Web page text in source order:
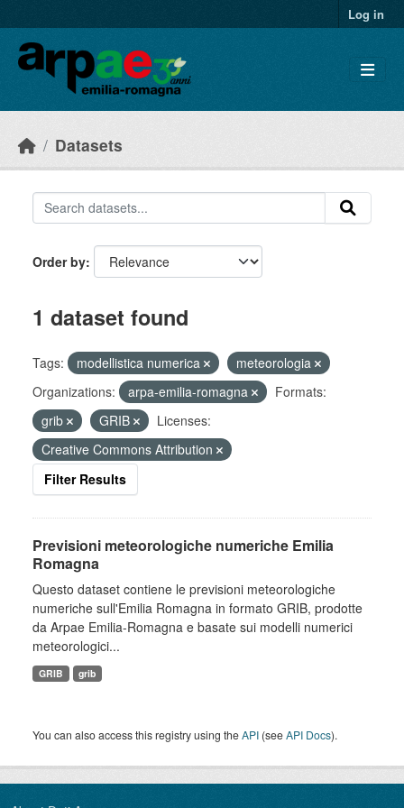
Log in
Datasets
Order by
1 dataset found
Tags: modellistica numerica
meteorologia
Organizations:
arpa-emilia-romagna
Formats:
grib
GRIB
Licenses:
Creative Commons Attribution
Filter Results
Previsioni meteorologiche numeriche Emilia
Romagna
Questo dataset contiene le previsioni meteorologiche
numeriche sull'Emilia Romagna in formato GRIB, prodotte
da Arpae Emilia-Romagna e basate sui modelli numerici
meteorologici...
GRIB grib
You can also access this registry using theAPI (seeAPI Docs).